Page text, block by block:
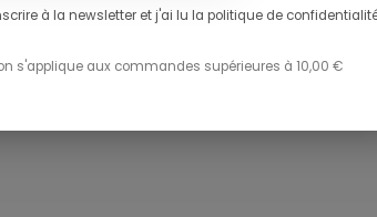
à la newsletter et j'ai lu la politique de
s'applique aux commandes supérieures à 10,00 €